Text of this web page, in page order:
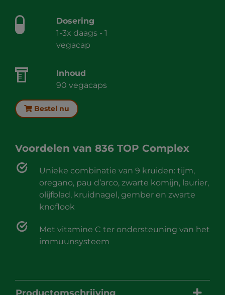
Dosering
1-3x daags - 1
vegacap
Inhoud
90 vegacaps
Bestel nu
Voordelen van 836 TOP Complex
Unieke combinatie van 9 kruiden: tijm,
oregano, pau d’arco, zwarte komijn, laurier,
olijfblad, kruidnagel, gember en zwarte
knoflook
Met vitamine C ter ondersteuning van het
immuunsysteem
Productomschrijving